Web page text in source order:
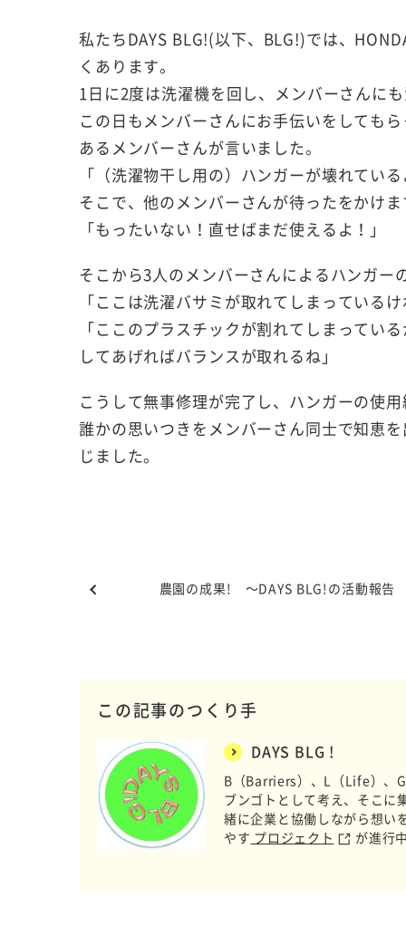
私たちDAYS BLG!(以下、BLG!)では、
くあります。
1日に2度は洗濯機を回し、メンバーさんに
この日もメンバーさんにお手伝いをしても
あるメンバーさんが言いました。
「（洗濯物干し用の）ハンガーが壊れてい
そこで、他のメンバーさんが待ったをかけ
「もったいない！直せばまだ使えるよ！」
そこから3人のメンバーさんによるハンガー
「ここは洗濯バサミが取れてしまっている
「ここのプラスチックが割れてしまってい
してあげればバランスが取れるね」
こうして無事修理が完了し、ハンガーの使
誰かの思いつきをメンバーさん同士で知恵
じました。
農園の成果! ～DAYS BLG!の活動報告
この記事のつくり手
DAYS BLG !
B（Barriers）、L（Life）、
ブンゴトとして考え、そこに
緒に企業と協働しながら想い
やす プロジェクト が進行